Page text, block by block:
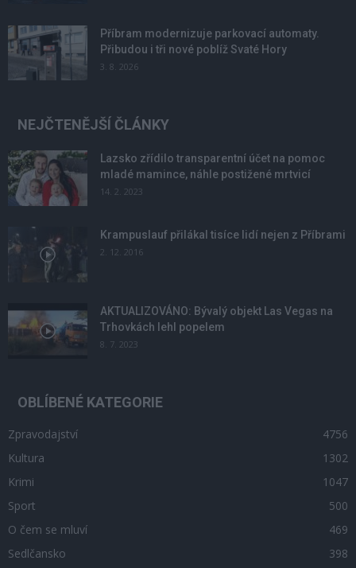
Příbram modernizuje parkovací automaty.
Přibudou i tři nové poblíž Svaté Hory
3. 8. 2026
NEJČTENĚJŠÍ ČLÁNKY
Lazsko zřídilo transparentní účet na pomoc
mladé mamince, náhle postižené mrtvicí
14. 2. 2023
Krampuslauf přilákal tisíce lidí nejen z Příbrami
2. 12. 2016
AKTUALIZOVÁNO: Bývalý objekt Las Vegas na
Trhovkách lehl popelem
8. 7. 2023
OBLÍBENÉ KATEGORIE
Zpravodajství
4756
Kultura
1302
Krimi
1047
Sport
500
O čem se mluví
469
Sedlčansko
398